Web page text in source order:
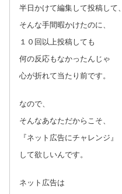
半日かけて編集して投稿して、
そんな手間暇かけたのに、
１０回以上投稿しても
何の反応もなかったんじゃ
心が折れて当たり前です。
なので、
そんなあなただからこそ、
『ネット広告にチャレンジ』
して欲しいんです。
ネット広告は